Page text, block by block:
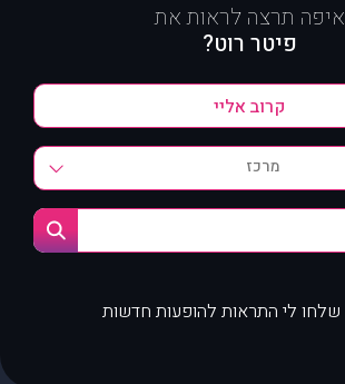
איפה תרצה לראות את
פיטר רוט?
מרכז
שלחו לי התראות להופעות חדשות